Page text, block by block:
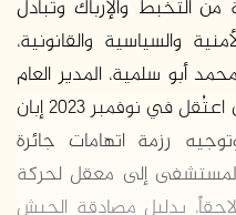
التخبط والإرباك وتبادل
والسياسية والقانونية،
أبو سلمية، المدير العام
لمستشفى الشفاء في غزة، والذي اعتُقل في نوفمبر 2023 إبان
رزمة اتهامات جائرة
إلى معقل لحركة